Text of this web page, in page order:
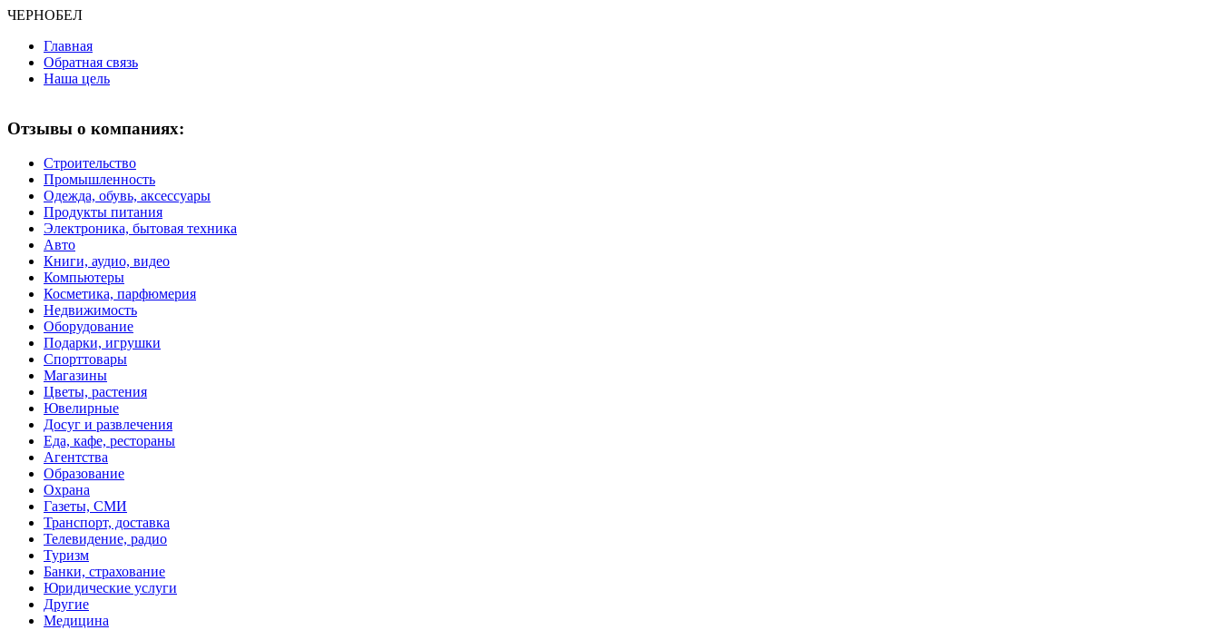
ЧЕРНОБЕЛ
Главная
Обратная связь
Наша цель
Отзывы о компаниях:
Строительство
Промышленность
Одежда, обувь, аксессуары
Продукты питания
Электроника, бытовая техника
Авто
Книги, аудио, видео
Компьютеры
Косметика, парфюмерия
Недвижимость
Оборудование
Подарки, игрушки
Спорттовары
Магазины
Цветы, растения
Ювелирные
Досуг и развлечения
Еда, кафе, рестораны
Агентства
Образование
Охрана
Газеты, СМИ
Транспорт, доставка
Телевидение, радио
Туризм
Банки, страхование
Юридические услуги
Другие
Медицина